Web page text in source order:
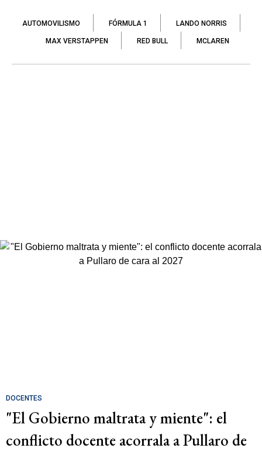
AUTOMOVILISMO FÓRMULA 1 LANDO NORRIS
MAX VERSTAPPEN RED BULL MCLAREN
DOCENTES
"El Gobierno maltrata y miente": el
conflicto docente acorrala a Pullaro de